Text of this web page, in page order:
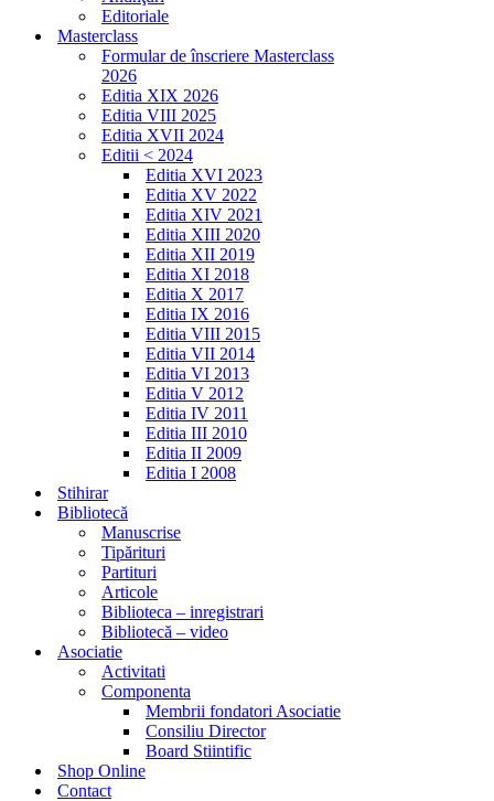
Editoriale
Masterclass
Formular de înscriere Masterclass
2026
Editia XIX 2026
Editia VIII 2025
Editia XVII 2024
Editii < 2024
Editia XVI 2023
Editia XV 2022
Editia XIV 2021
Editia XIII 2020
Editia XII 2019
Editia XI 2018
Editia X 2017
Editia IX 2016
Editia VIII 2015
Editia VII 2014
Editia VI 2013
Editia V 2012
Editia IV 2011
Editia III 2010
Editia II 2009
Editia I 2008
Stihirar
Bibliotecă
Manuscrise
Tipărituri
Partituri
Articole
Biblioteca – inregistrari
Bibliotecă – video
Asociatie
Activitati
Componenta
Membrii fondatori Asociatie
Consiliu Director
Board Stiintific
Shop Online
Contact